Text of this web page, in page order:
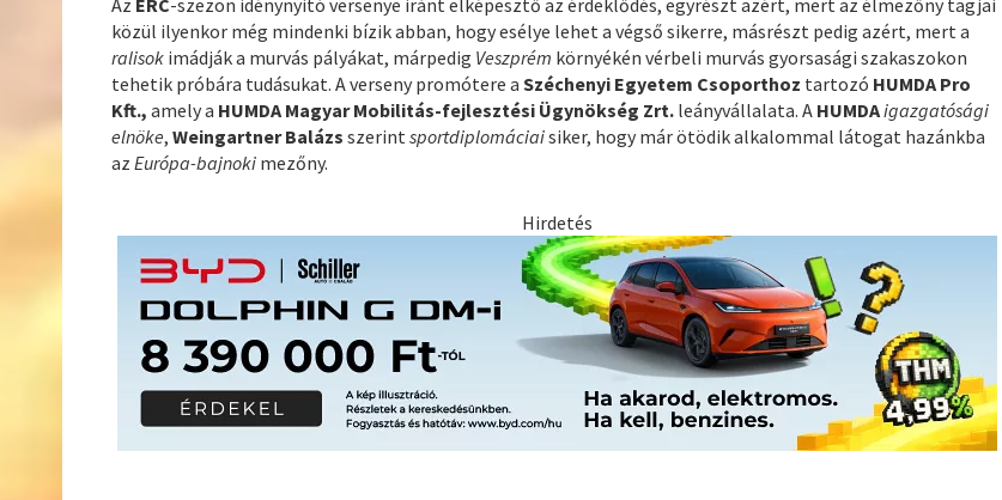
közül ilyenkor még mindenki bízik abban, hogy esélye lehet a végső sikerre, másrészt pedig azért, mert a
ralisok imádják a murvás pályákat, márpedig Veszprém környékén vérbeli murvás gyorsasági szakaszokon
tehetik próbára tudásukat. A verseny promótere aSzéchenyi Egyetem Csoporthoz tartozó HUMDA Pro
Kft.,amely a HUMDA Magyar Mobilitás-fejlesztési Ügynökség Zrt. leányvállalata. A HUMDAigazgatósági
elnöke,Weingartner Balázsszerintsportdiplomáciaisiker, hogy már ötödik alkalommal látogat hazánkba
azEurópa-bajnoki mezőny.
Hirdetés